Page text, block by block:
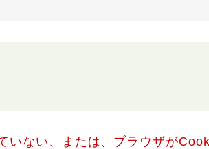
ない、または、ブラウザが